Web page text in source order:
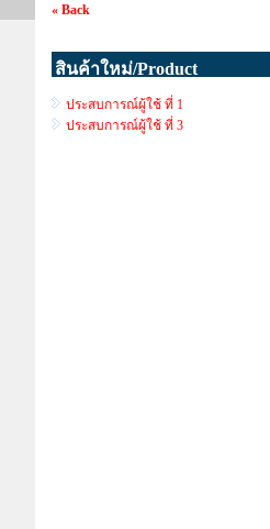
« Back
สินค้าใหม่/Product
ประสบการณ์ผู้ใช้ ที่ 1
ประสบการณ์ผู้ใช้ ที่ 3